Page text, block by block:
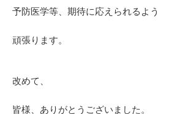
予防医学等、期待に応えられるよう
頑張ります。
改めて、
皆様、ありがとうございました。